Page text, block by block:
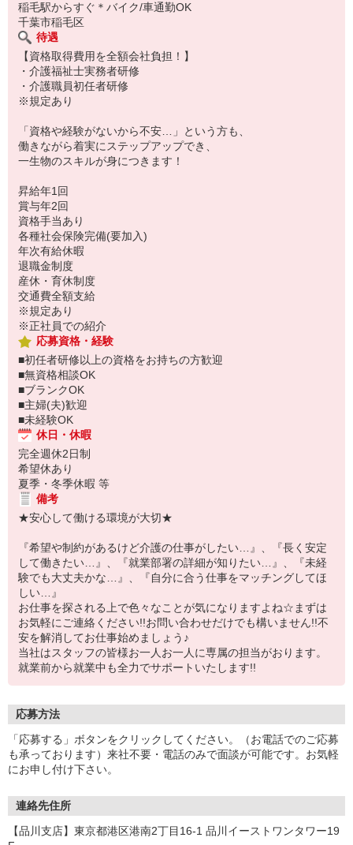
稲毛駅からすぐ＊バイク/車通勤OK
千葉市稲毛区
待遇
【資格取得費用を全額会社負担！】
・介護福祉士実務者研修
・介護職員初任者研修
※規定あり
「資格や経験がないから不安…」という方も、
働きながら着実にステップアップでき、
一生物のスキルが身につきます！
昇給年1回
賞与年2回
資格手当あり
各種社会保険完備(要加入)
年次有給休暇
退職金制度
産休・育休制度
交通費全額支給
※規定あり
※正社員での紹介
応募資格・経験
■初任者研修以上の資格をお持ちの方歓迎
■無資格相談OK
■ブランクOK
■主婦(夫)歓迎
■未経験OK
休日・休暇
完全週休2日制
希望休あり
夏季・冬季休暇 等
備考
★安心して働ける環境が大切★
『希望や制約があるけど介護の仕事がしたい…』、『長く安定
して働きたい…』、『就業部署の詳細が知りたい…』、『未経
験でも大丈夫かな…』、『自分に合う仕事をマッチングしてほ
しい…』
お仕事を探される上で色々なことが気になりますよね☆まずは
お気軽にご連絡ください!!お問い合わせだけでも構いません!!不
安を解消してお仕事始めましょう♪
当社はスタッフの皆様お一人お一人に専属の担当がおります。
就業前から就業中も全力でサポートいたします!!
応募方法
「応募する」ボタンをクリックしてください。（お電話でのご応募
も承っております）来社不要・電話のみで面談が可能です。お気軽
にお申し付け下さい。
連絡先住所
【品川支店】東京都港区港南2丁目16-1 品川イーストワンタワー19